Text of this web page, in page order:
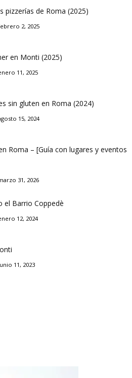
pizzerías de Roma (2025)
2, 2025
en Monti (2025)
11, 2025
sin gluten en Roma (2024)
15, 2024
Roma – [Guía con lugares y eventos
31, 2026
el Barrio Coppedè
12, 2024
11, 2023